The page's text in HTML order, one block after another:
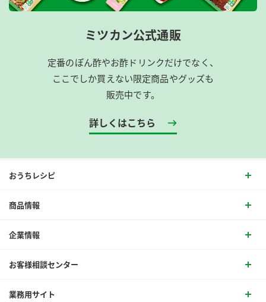
ミツカン公式通販
定番のぽん酢やお酢ドリンクだけでなく、
ここでしか買えない限定商品やグッズも
販売中です。
詳しくはこちら
おうちレシピ
商品情報
企業情報
お客様相談センター
業務用サイト